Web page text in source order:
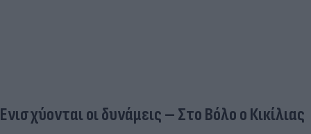
Ενισχύονται οι δυνάμεις – Στο Βόλο ο Κικίλιας